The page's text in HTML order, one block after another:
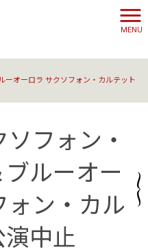
MENU
ーオーロラ サクソフォン・カルテット
フォン・
ルーオー
ォン・カル
中止